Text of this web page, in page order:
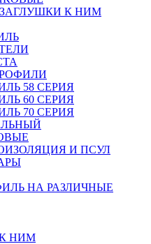
К НИМ
58 СЕРИЯ
60 СЕРИЯ
70 СЕРИЯ
И ПСУЛ
НА РАЗЛИЧНЫЕ
НИМ